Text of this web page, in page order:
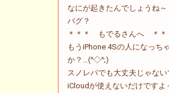
なにが起きたんでしょうね～
バグ？
＊＊＊ もでるさんへ ＊＊
もうiPhone 4Sの人になっち
か？…(^◇^;)
スノレパでも大丈夫じゃない
iCloudが使えないだけですよ